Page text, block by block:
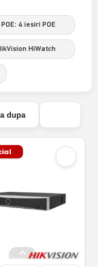
4 iesiri POE
HiWatch
dupa